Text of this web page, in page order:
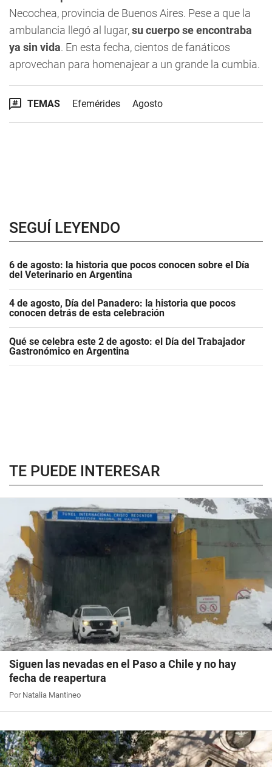
Necochea, provincia de Buenos Aires. Pese a que la
ambulancia llegó al lugar,su cuerpo se encontraba
ya sin vida. En esta fecha, cientos de fanáticos
aprovechan para homenajear a un grande la cumbia.
TEMAS Efemérides Agosto
SEGUÍ LEYENDO
6 de agosto: la historia que pocos conocen sobre el Día
del Veterinario en Argentina
4 de agosto, Día del Panadero: la historia que pocos
conocen detrás de esta celebración
Qué se celebra este 2 de agosto: el Día del Trabajador
Gastronómico en Argentina
TE PUEDE INTERESAR
Siguen las nevadas en el Paso a Chile y no hay
fecha de reapertura
Por Natalia Mantineo